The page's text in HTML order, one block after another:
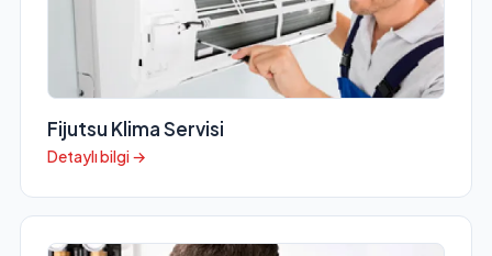
Fijutsu Klima Servisi
Detaylı bilgi →